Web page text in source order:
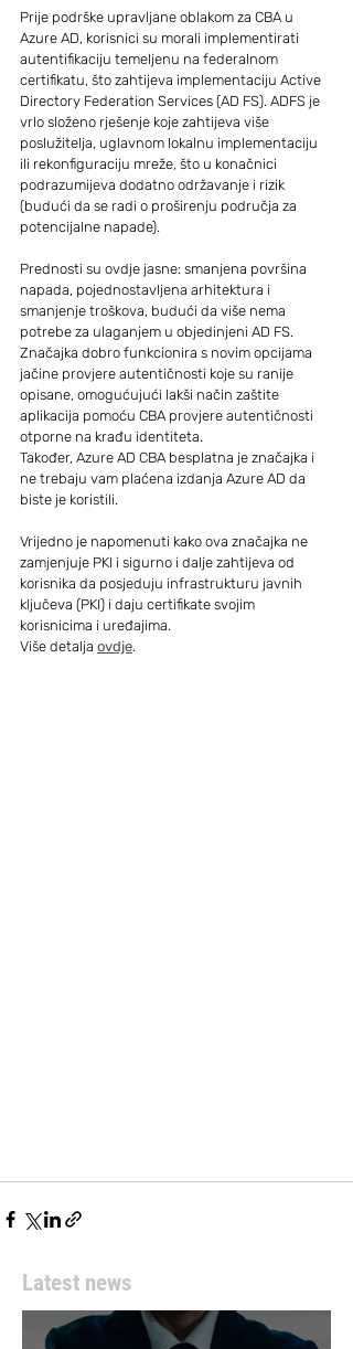
Prije podrške upravljane oblakom za CBA u
Azure AD, korisnici su morali implementirati
autentifikaciju temeljenu na federalnom
certifikatu, što zahtijeva implementaciju Active
Directory Federation Services (AD FS). ADFS je
vrlo složeno rješenje koje zahtijeva više
poslužitelja, uglavnom lokalnu implementaciju
ili rekonfiguraciju mreže, što u konačnici
podrazumijeva dodatno održavanje i rizik
(budući da se radi o proširenju područja za
potencijalne napade).
Prednosti su ovdje jasne: smanjena površina
napada, pojednostavljena arhitektura i
smanjenje troškova, budući da više nema
potrebe za ulaganjem u objedinjeni AD FS.
Značajka dobro funkcionira s novim opcijama
jačine provjere autentičnosti koje su ranije
opisane, omogućujući lakši način zaštite
aplikacija pomoću CBA provjere autentičnosti
otporne na krađu identiteta.
Također, Azure AD CBA besplatna je značajka i
ne trebaju vam plaćena izdanja Azure AD da
biste je koristili.
Vrijedno je napomenuti kako ova značajka ne
zamjenjuje PKI i sigurno i dalje zahtijeva od
korisnika da posjeduju infrastrukturu javnih
ključeva (PKI) i daju certifikate svojim
korisnicima i uređajima.
Više detalja ovdje.
Latest news